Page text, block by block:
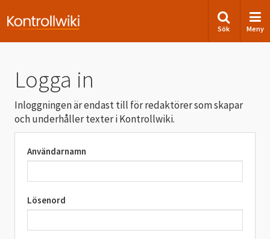
Sök Meny
Logga in
Inloggningen är endast till för redaktörer som skapar
och underhåller texter i Kontrollwiki.
Användarnamn
Lösenord